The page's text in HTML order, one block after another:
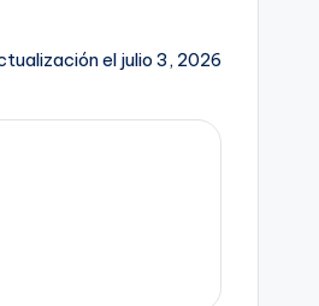
el julio 3, 2026